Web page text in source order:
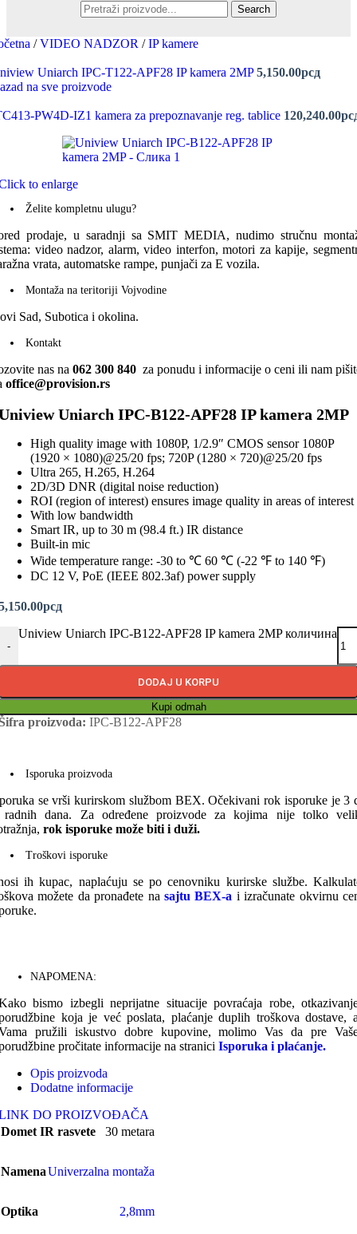
Search
/ VIDEO NADZOR / IP kamere
Uniarch IPC-T122-APF28 IP kamera 2MP5,150.00рсд
na sve proizvode
PW4D-IZ1 kamera za prepoznavanje reg. tablice 120,240.00
to enlarge
Želite kompletnu ulugu?
prodaje, u saradnji sa SMIT MEDIA, nudimo stručnu
video nadzor, alarm, video interfon, motori za kapije,
vrata, automatske rampe, punjači za E vozila.
Montaža na teritoriji Vojvodine
Sad, Subotica i okolina.
Kontakt
nas na 062 300 840 za ponudu i informacije o ceni ili nam
office@provision.rs
Uniarch IPC-B122-APF28 IP kamera 2MP
High quality image with 1080P, 1/2.9″ CMOS sensor 1080P
(1920 × 1080)@25/20 fps; 720P (1280 × 720)@25/20 fps
Ultra 265, H.265, H.264
2D/3D DNR (digital noise reduction)
ROI (region of interest) ensures image quality in areas of interest
With low bandwidth
Smart IR, up to 30 m (98.4 ft.) IR distance
Built-in mic
Wide temperature range: -30 to ℃ 60 ℃ (-22 ℉ to 140 ℉)
DC 12 V, PoE (IEEE 802.3af) power supply
рсд
-
Uniview Uniarch IPC-B122-APF28 IP kamera 2MP количина
DODAJ U KORPU
Kupi odmah
proizvoda: IPC-B122-APF28
Isporuka proizvoda
se vrši kurirskom službom BEX. Očekivani rok isporuke je 3
dana. Za određene proizvode za kojima nije tolko
rok isporuke može biti i duži.
Troškovi isporuke
ih kupac, naplaćuju se po cenovniku kurirske službe.
možete da pronađete na sajtu BEX-a i izračunate okvirnu
NAPOMENA:
bismo izbegli neprijatne situacije povraćaja robe,
koja je već poslata, plaćanje duplih troškova dostave,
pružili iskustvo dobre kupovine, molimo Vas da pre
pročitate informacije na stranici Isporuka i plaćanje.
Opis proizvoda
Dodatne informacije
DO PROIZVOĐAČA
Domet IR rasvete
30 metara
NamenaUniverzalna montaža
Optika 2,8mm